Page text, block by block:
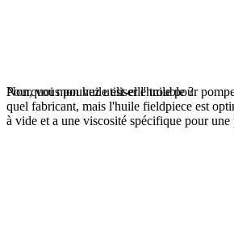
Non, vous pouvez utiliser l'huile pour
quel fabricant, mais l'huile fieldpiece est
à vide et a une viscosité spécifique pour
Pourquoi mon huile est-elle trouble ?